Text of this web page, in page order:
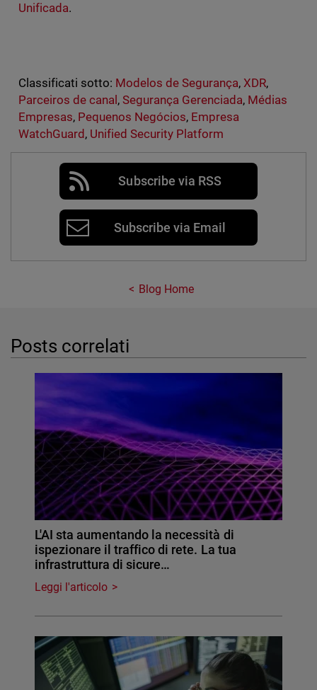
Unificada.
Classificati sotto: Modelos de Segurança,XDR,
Parceiros de canal , Segurança Gerenciada, Médias
Empresas, Pequenos Negócios, Empresa
WatchGuard , Unified Security Platform
Subscribe via RSS
Subscribe via Email
Blog Home
Posts correlati
L'AI sta aumentando la necessità di
ispezionare il traffico di rete. La tua
infrastruttura di sicure…
Leggi l'articolo